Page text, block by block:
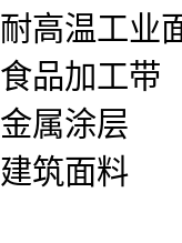
耐高温工业
食品加工带
金属涂层
建筑面料